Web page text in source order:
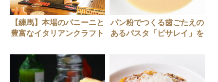
【練馬】本場のパニーニと
豊富なイタリアンクラフト
ロ」
パン粉でつくる歯ごたえの
あるパスタ「ピサレイ」を